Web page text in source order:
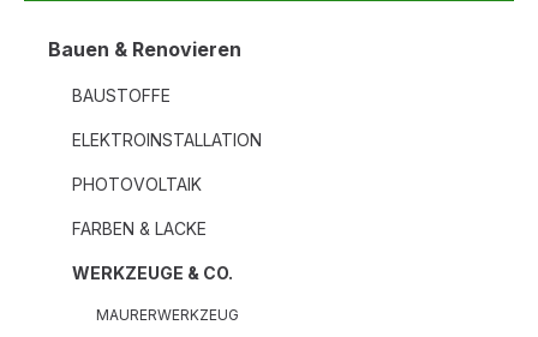
Bauen & Renovieren
BAUSTOFFE
ELEKTROINSTALLATION
PHOTOVOLTAIK
FARBEN & LACKE
WERKZEUGE & CO.
MAURERWERKZEUG